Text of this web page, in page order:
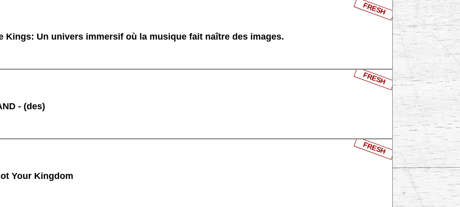
Kings: Un univers immersif où la musique fait naître des images.
FRESH
- (des)
FRESH
Your Kingdom
FRESH